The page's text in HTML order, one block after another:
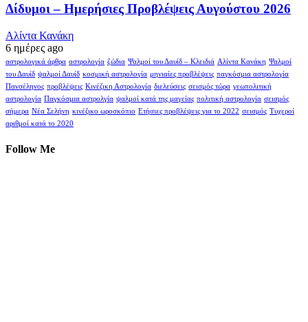
Δίδυμοι – Ημερήσιες Προβλέψεις Αυγούστου 2026
Αλίντα Κανάκη
6 ημέρες ago
αστρολογικά άρθρα αστρολογία ζώδια Ψαλμοί του Δαυίδ – Κλειδιά Αλίντα Κανάκη Ψαλμοί
του Δαυίδ ψαλμοί Δαυίδ κοσμική αστρολογία μηνιαίες προβλέψεις παγκόσμια αστρολογία
Πανσέληνος προβλέψεις Κινέζικη Αστρολογία διελεύσεις σεισμός τώρα γεωπολιτική
αστρολογία Παγκόσμια αστρολγία ψαλμοί κατά της μαγείας πολιτική αστρολογία σεισμός
σήμερα Νέα Σελήνη κινέζικο ωροσκόπιο Ετήσιες προβλέψεις για το 2022 σεισμός Τυχεροί
αριθμοί κατά το 2020
Follow Me